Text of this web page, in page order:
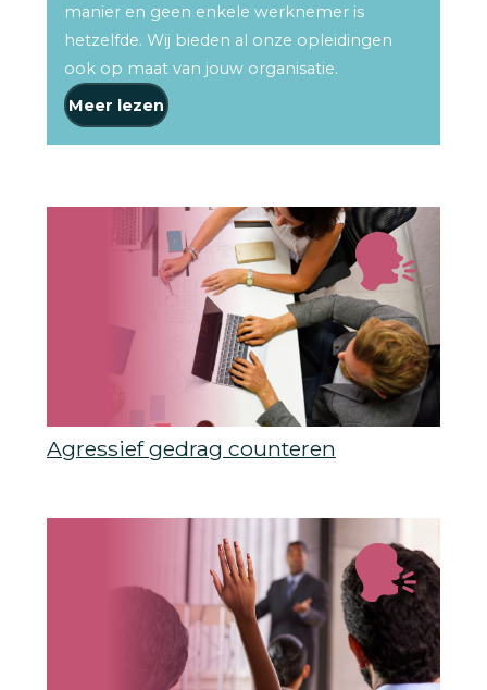
manier en geen enkele werknemer is
hetzelfde. Wij bieden al onze opleidingen
ook op maat van jouw organisatie.
Meer lezen
Agressief gedrag counteren